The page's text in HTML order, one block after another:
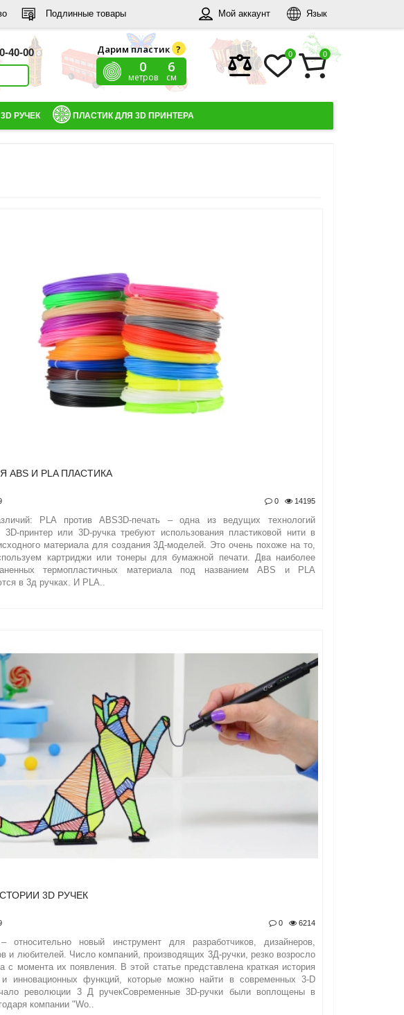
Подлинные товары Мой аккаунт Язык
40-00 Дарим пластик ?
0
метров
7
см
0 0
РУЧЕК ПЛАСТИК ДЛЯ 3D ПРИНТЕРА
ABS И PLA ПЛАСТИКА
0 14195
PLA против ABS3D-печать – одна из ведущих технологий
3D-принтер или 3D-ручка требуют использования пластиковой нити в
материала для создания 3Д-моделей. Это очень похоже на то,
картриджи или тонеры для бумажной печати. Два наиболее
термопластичных материала под названием ABS и PLA
в 3д ручках. И PLA..
3D РУЧЕК
0 6214
относительно новый инструмент для разработчиков, дизайнеров,
и любителей. Число компаний, производящих 3Д-ручки, резко возросло
с момента их появления. В этой статье представлена краткая история
инновационных функций, которые можно найти в современных 3-D
революции 3 Д ручекСовременные 3D-ручки были воплощены в
компании "Wo..